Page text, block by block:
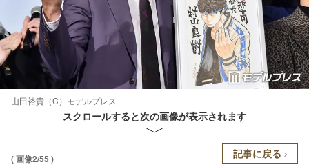
山田裕貴（C）モデルプレス
スクロールすると次の画像が表示されます
( 画像2/55 ) 記事に戻る